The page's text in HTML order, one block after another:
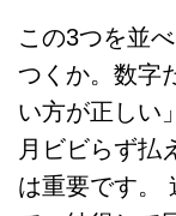
この3つを並
つくか。数字
い方が正しい
月ビビらず払
は重要です。